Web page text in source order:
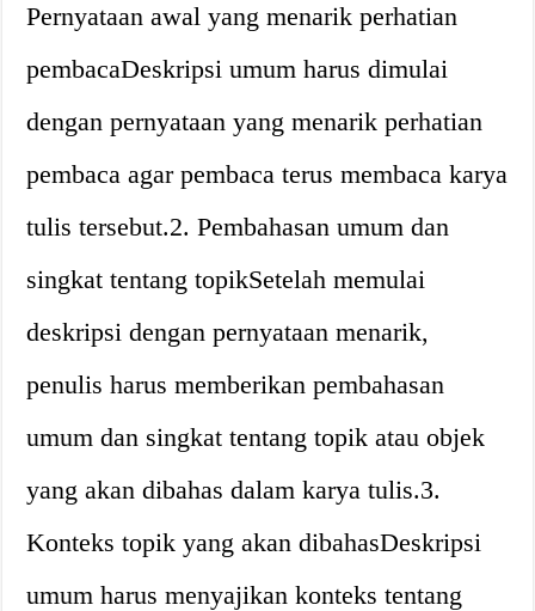
Pernyataan awal yang menarik perhatian
pembacaDeskripsi umum harus dimulai
dengan pernyataan yang menarik perhatian
pembaca agar pembaca terus membaca karya
tulis tersebut.2. Pembahasan umum dan
singkat tentang topikSetelah memulai
deskripsi dengan pernyataan menarik,
penulis harus memberikan pembahasan
umum dan singkat tentang topik atau objek
yang akan dibahas dalam karya tulis.3.
Konteks topik yang akan dibahasDeskripsi
umum harus menyajikan konteks tentang